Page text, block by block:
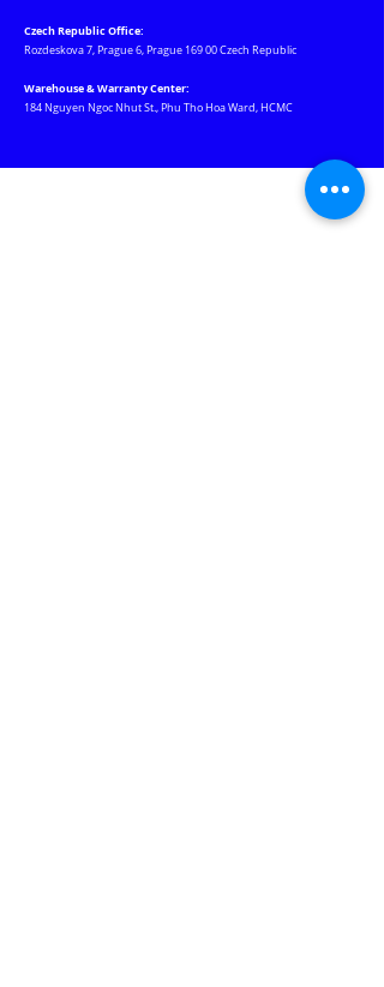
Czech Republic Office:
Rozdeskova 7, Prague 6, Prague 169 00 Czech Republic
Warehouse & Warranty Center:
184 Nguyen Ngoc Nhut St., Phu Tho Hoa Ward, HCMC